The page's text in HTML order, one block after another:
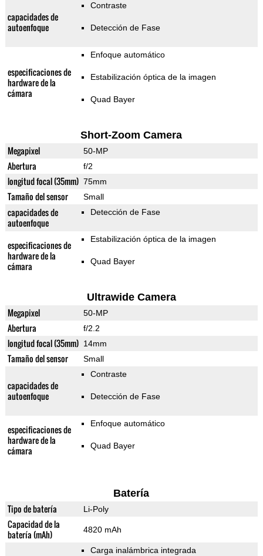
capacidades de
autoenfoque
Contraste
Detección de Fase
especificaciones de
hardware de la
cámara
Enfoque automático
Estabilización óptica de la imagen
Quad Bayer
Short-Zoom Camera
Megapixel 50-MP
Abertura f/2
longitud focal (35mm) 75mm
Tamaño del sensor Small
capacidades de
autoenfoque
Detección de Fase
especificaciones de
hardware de la
cámara
Estabilización óptica de la imagen
Quad Bayer
Ultrawide Camera
Megapixel 50-MP
Abertura f/2.2
longitud focal (35mm) 14mm
Tamaño del sensor Small
capacidades de
autoenfoque
Contraste
Detección de Fase
especificaciones de
hardware de la
cámara
Enfoque automático
Quad Bayer
Batería
Tipo de batería Li-Poly
Capacidad de la
batería (mAh)
4820 mAh
Carga inalámbrica integrada